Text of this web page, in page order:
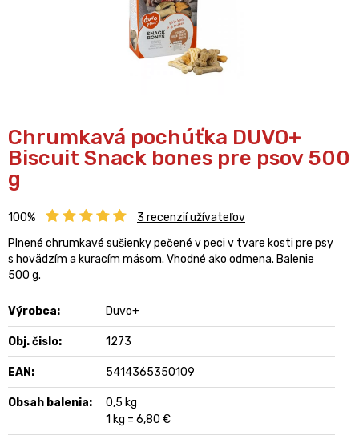
Chrumkavá pochúťka DUVO+
Biscuit Snack bones pre psov 500
g
100% 3 recenzií užívateľov
Plnené chrumkavé sušienky pečené v peci v tvare kosti pre psy
s hovädzím a kuracím mäsom. Vhodné ako odmena. Balenie
500 g.
Výrobca: Duvo+
Obj. čislo: 1273
EAN: 5414365350109
Obsah balenia:
0,5 kg
1 kg = 6,80 €